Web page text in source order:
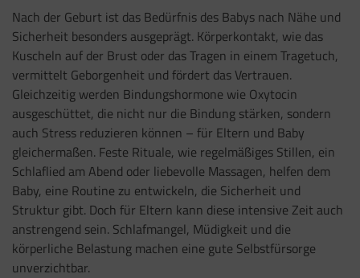
Nach der Geburt ist das Bedürfnis des Babys nach Nähe und
Sicherheit besonders ausgeprägt. Körperkontakt, wie das
Kuscheln auf der Brust oder das Tragen in einem Tragetuch,
vermittelt Geborgenheit und fördert das Vertrauen.
Gleichzeitig werden Bindungshormone wie Oxytocin
ausgeschüttet, die nicht nur die Bindung stärken, sondern
auch Stress reduzieren können – für Eltern und Baby
gleichermaßen. Feste Rituale, wie regelmäßiges Stillen, ein
Schlaflied am Abend oder liebevolle Massagen, helfen dem
Baby, eine Routine zu entwickeln, die Sicherheit und
Struktur gibt. Doch für Eltern kann diese intensive Zeit auch
anstrengend sein. Schlafmangel, Müdigkeit und die
körperliche Belastung machen eine gute Selbstfürsorge
unverzichtbar.